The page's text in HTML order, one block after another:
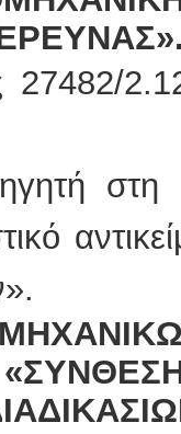
27482/
στη